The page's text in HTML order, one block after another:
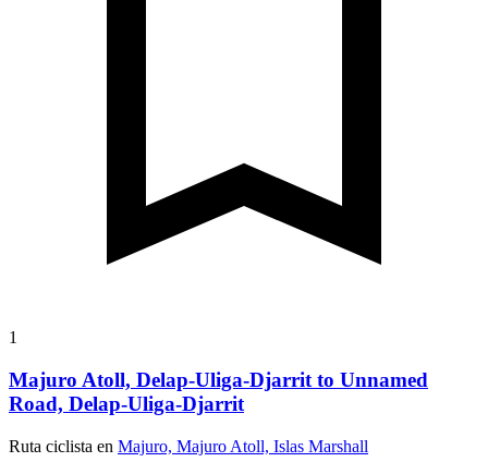
1
Majuro Atoll, Delap-Uliga-Djarrit to Unnamed
Road, Delap-Uliga-Djarrit
Ruta ciclista en Majuro, Majuro Atoll, Islas Marshall